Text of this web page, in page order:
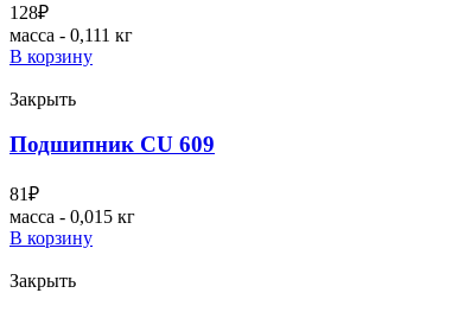
128₽
масса - 0,111 кг
В корзину
Закрыть
Подшипник CU 609
81₽
масса - 0,015 кг
В корзину
Закрыть